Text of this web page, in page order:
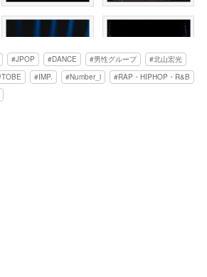
JPOP DANCE 男性グループ
北山宏光
TOBE IMP. Number_i
RAP・HIPHOP・R&B